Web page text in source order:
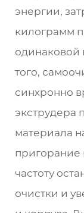
энергии,
килограмм
одинаковой
того,
синхронно
экструдера
материала
пригорание
частоту
очистки и